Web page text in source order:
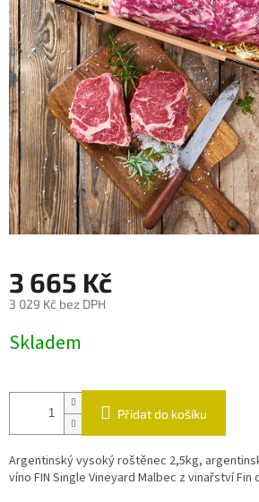
3 665 Kč
3 029 Kč bez DPH
cena:
Skladem
Přidat do košíku
Argentinský vysoký roštěnec 2,5kg,
víno FIN Single Vineyard Malbec z vinařství Fin